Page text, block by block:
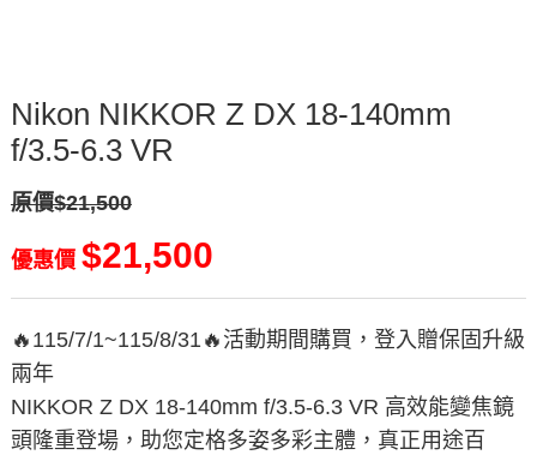
Nikon NIKKOR Z DX 18-140mm
f/3.5-6.3 VR
原價$21,500
優惠價 $21,500
🔥115/7/1~115/8/31🔥活動期間購買，登入贈保固升級
兩年
NIKKOR Z DX 18-140mm f/3.5-6.3 VR 高效能變焦鏡
頭隆重登場，助您定格多姿多彩主體，真正用途百